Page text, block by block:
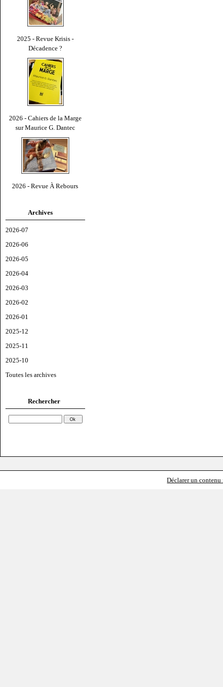
2025 - Revue Krisis -
Décadence ?
2026 - Cahiers de la Marge
sur Maurice G. Dantec
2026 - Revue À Rebours
Archives
2026-07
2026-06
2026-05
2026-04
2026-03
2026-02
2026-01
2025-12
2025-11
2025-10
Toutes les archives
Rechercher
Déclarer un